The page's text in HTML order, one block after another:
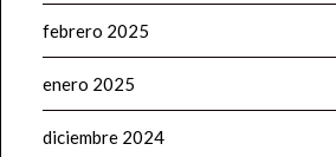
febrero 2025
enero 2025
diciembre 2024